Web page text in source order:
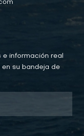
información real
su bandeja de